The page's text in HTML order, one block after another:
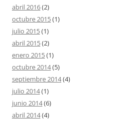
abril 2016(2)
octubre 2015(1)
julio 2015(1)
abril 2015(2)
enero 2015(1)
octubre 2014(5)
septiembre 2014(4)
julio 2014(1)
junio 2014(6)
abril 2014(4)